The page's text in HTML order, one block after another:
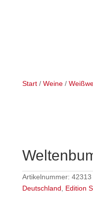
Start/ Weine/
Artikelnummer: 42313
Deutschland
Edition